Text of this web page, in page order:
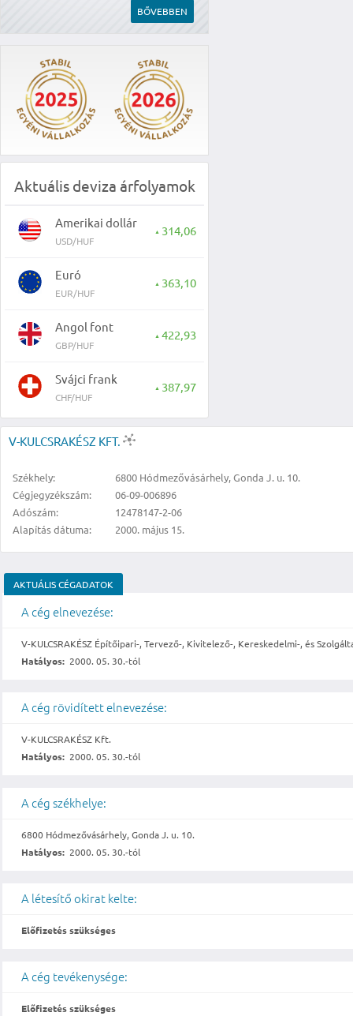
BŐVEBBEN
Aktuális deviza árfolyamok
Amerikai dollár
USD/HUF
▲ 314,06
Euró
EUR/HUF
▲ 363,10
Angol font
GBP/HUF
▲ 422,93
Svájci frank
CHF/HUF
▲ 387,97
V-KULCSRAKÉSZ KFT.
Székhely:
6800 Hódmezővásárhely, Gonda J. u. 10.
Cégjegyzékszám:
06-09-006896
Adószám:
12478147-2-06
Alapítás dátuma:
2000. május 15.
AKTUÁLIS CÉGADATOK
A cég elnevezése:
V-KULCSRAKÉSZ Építőipari-, Tervező-, Kivitelező-, Kereskedelmi-, és
Hatályos: 2000. 05. 30.-tól
A cég rövidített elnevezése:
V-KULCSRAKÉSZ Kft.
Hatályos: 2000. 05. 30.-tól
A cég székhelye:
6800 Hódmezővásárhely, Gonda J. u. 10.
Hatályos: 2000. 05. 30.-tól
A létesítő okirat kelte:
Előfizetés szükséges
A cég tevékenysége:
Előfizetés szükséges